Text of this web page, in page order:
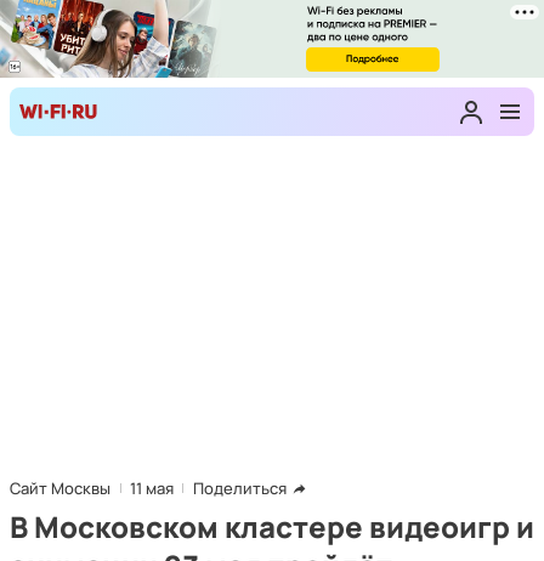
Сайт Москвы 11 мая Поделиться
В Московском кластере видеоигр и